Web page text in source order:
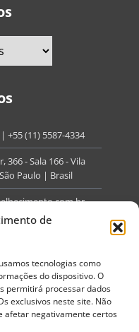
de
tecnologias como
do dispositivo. O
permitirá processar dados
exclusivos neste site. Não
afetar negativamente certos
| +55 (11) 5587-4334
366 - Sala 166 - Vila
Paulo | Brasil